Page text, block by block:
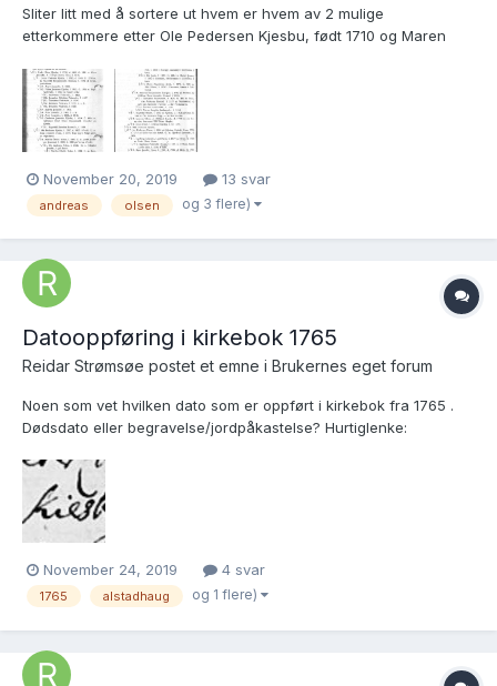
Sliter litt med å sortere ut hvem er hvem av 2 mulige
etterkommere etter Ole Pedersen Kjesbu, født 1710 og Maren
https://www.digitalarkivet.no/kb20070925680615 Andreas, dåp
10.7.1757 https://www.digitalarkivet.no/kb200709...
November 20, 2019 13 svar
andreas olsen og 3 flere)
Datooppføring i kirkebok 1765
Reidar Strømsøe postet et emne i Brukernes eget forum
Noen som vet hvilken dato som er oppført i kirkebok fra 1765 .
Dødsdato eller begravelse/jordpåkastelse? Hurtiglenke:
November 24, 2019 4 svar
1765 alstadhaug og 1 flere)